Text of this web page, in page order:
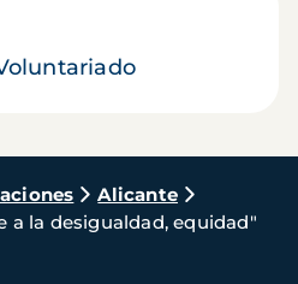
Alicante
a la desigualdad, equidad"